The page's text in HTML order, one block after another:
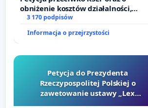
obniżenie kosztów działalności,
wprowadzenie odpowiedzialności
sędziów
3 170 podpisów
Informacja o przejrzystości
Petycja do Prezydenta
Rzeczypospolitej Polskiej o
zawetowanie ustawy „Lex